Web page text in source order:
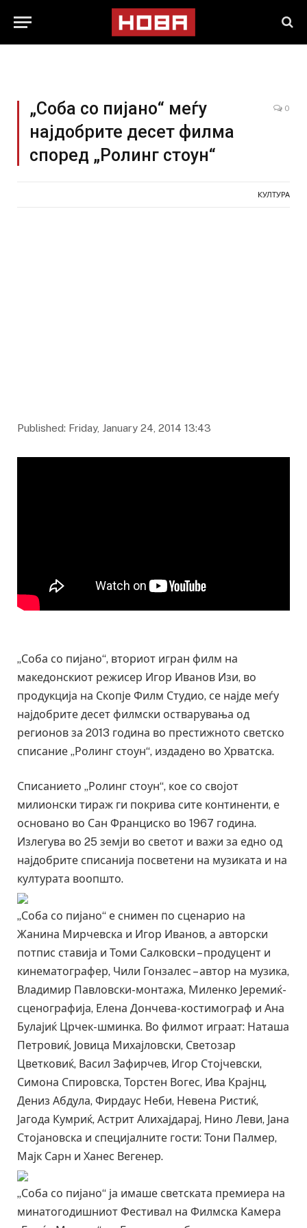
„Соба со пијано“ меѓу
најдобрите десет филма
според „Ролинг стоун“
0
КУЛТУРА
Published: Friday, January 24, 2014 13:43
„Соба со пијано“, вториот игран филм на
македонскиот режисер Игор Иванов Изи, во
продукција на Скопје Филм Студио, се најде меѓу
најдобрите десет филмски остварувања од
регионов за 2013 година во престижното светско
списание „Ролинг стоун“, издадено во Хрватска.
Списанието „Ролинг стоун“, кое со својот
милионски тираж ги покрива сите континенти, е
основано во Сан Франциско во 1967 година.
Излегува во 25 земји во светот и важи за едно од
најдобрите списанија посветени на музиката и на
културата воопшто.
„Соба со пијано“ е снимен по сценарио на
Жанина Мирчевска и Игор Иванов, а авторски
потпис ставија и Томи Салковски – продуцент и
кинематографер, Чили Гонзалес – автор на музика,
Владимир Павловски-монтажа, Миленко Јеремиќ-
сценографија, Елена Дончева-костимограф и Ана
Булајиќ Црчек-шминка. Во филмот играат: Наташа
Петровиќ, Јовица Михајловски, Светозар
Цветковиќ, Васил Зафирчев, Игор Стојчевски,
Симона Спировска, Торстен Вогес, Ива Крајнц,
Дениз Абдула, Фирдаус Неби, Невена Ристиќ,
Јагода Кумриќ, Астрит Алихајдарај, Нино Леви, Јана
Стојановска и специјалните гости: Тони Палмер,
Мајк Сарн и Ханес Вегенер.
„Соба со пијано“ ја имаше светската премиера на
минатогодишниот Фестивал на Филмска Камера